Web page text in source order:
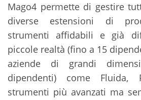
Mago4 permette di gestire
diverse estensioni di
strumenti affidabili e già
piccole realtà (fino a 15
aziende di grandi
dipendenti) come Fluida,
strumenti più avanzati ma